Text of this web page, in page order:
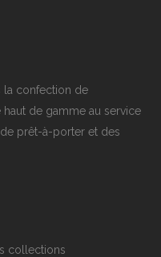
la confection de
de gamme au service
prêt-à-porter et des
collections